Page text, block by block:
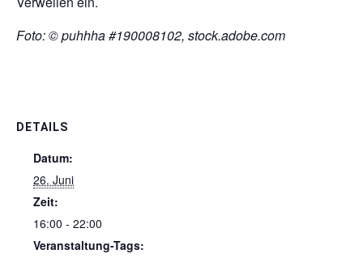
Foto: © puhhha #190008102, stock.adobe.com
DETAILS
Datum:
26. Juni
Zeit:
16:00 - 22:00
Veranstaltung-Tags: